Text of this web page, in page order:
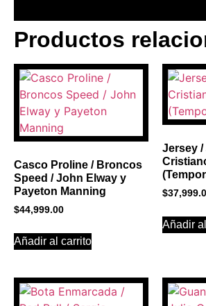
BANNER CON
PROMOCIONES
Click Here
Productos
Casco Proline / Broncos
Speed / John Elway y
Payeton Manning
$44,999.00
Añadir al carrito
Jersey
$
Añadir